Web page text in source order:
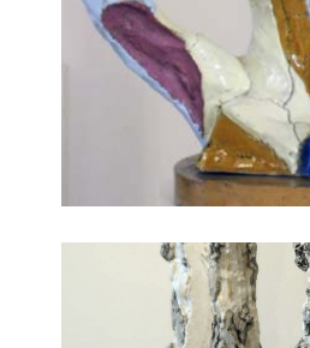
raccolta d’arte contemporanea